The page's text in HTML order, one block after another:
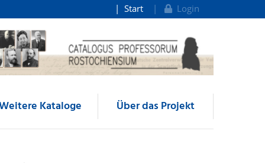
Start Login
Kataloge Über das Projekt